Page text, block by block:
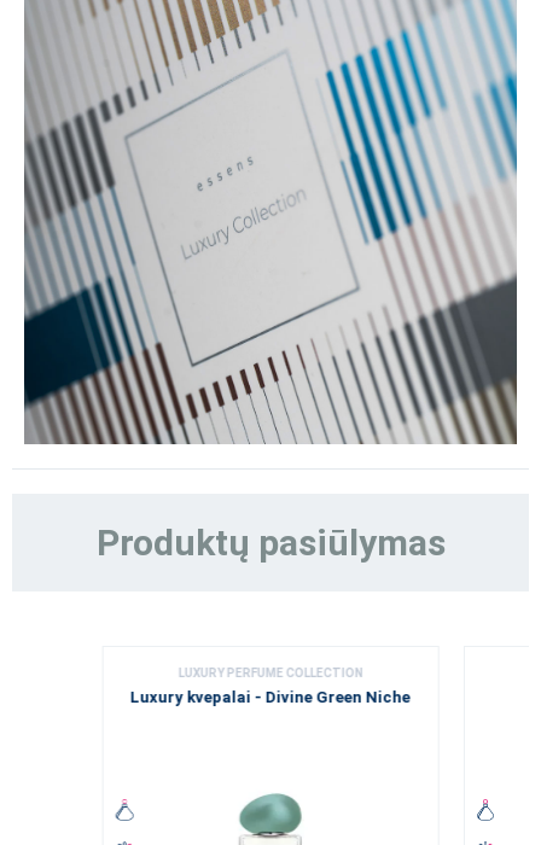
Produktų pasiūlymas
LUXURY PERFUME COLLECTION
Luxury kvepalai - Divine Green Niche